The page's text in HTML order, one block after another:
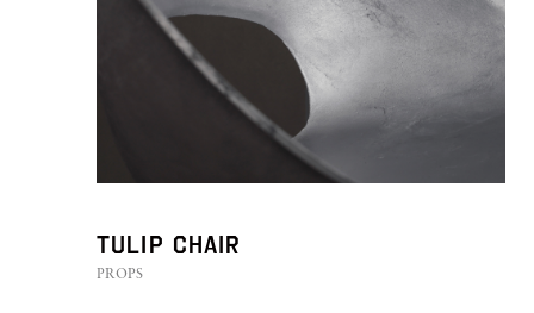
Tulip Chair
PROPS